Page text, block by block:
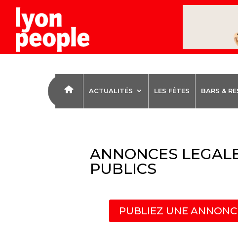
ACTUALITÉS LES FÊTES BARS &
ANNONCES
PUBLICS
PUBLIEZ UNE